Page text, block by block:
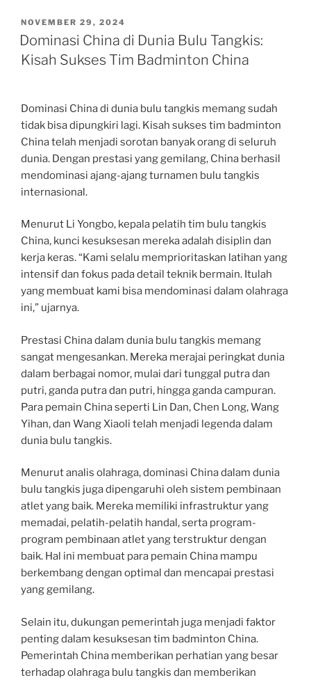
POSTED
ON
NOVEMBER 29, 2024
Dominasi China di Dunia Bulu Tangkis:
Kisah Sukses Tim Badminton China
Dominasi China di dunia bulu tangkis memang sudah
tidak bisa dipungkiri lagi. Kisah sukses tim badminton
China telah menjadi sorotan banyak orang di seluruh
dunia. Dengan prestasi yang gemilang, China berhasil
mendominasi ajang-ajang turnamen bulu tangkis
internasional.
Menurut Li Yongbo, kepala pelatih tim bulu tangkis
China, kunci kesuksesan mereka adalah disiplin dan
kerja keras. “Kami selalu memprioritaskan latihan yang
intensif dan fokus pada detail teknik bermain. Itulah
yang membuat kami bisa mendominasi dalam olahraga
ini,” ujarnya.
Prestasi China dalam dunia bulu tangkis memang
sangat mengesankan. Mereka merajai peringkat dunia
dalam berbagai nomor, mulai dari tunggal putra dan
putri, ganda putra dan putri, hingga ganda campuran.
Para pemain China seperti Lin Dan, Chen Long, Wang
Yihan, dan Wang Xiaoli telah menjadi legenda dalam
dunia bulu tangkis.
Menurut analis olahraga, dominasi China dalam dunia
bulu tangkis juga dipengaruhi oleh sistem pembinaan
atlet yang baik. Mereka memiliki infrastruktur yang
memadai, pelatih-pelatih handal, serta program-
program pembinaan atlet yang terstruktur dengan
baik. Hal ini membuat para pemain China mampu
berkembang dengan optimal dan mencapai prestasi
yang gemilang.
Selain itu, dukungan pemerintah juga menjadi faktor
penting dalam kesuksesan tim badminton China.
Pemerintah China memberikan perhatian yang besar
terhadap olahraga bulu tangkis dan memberikan